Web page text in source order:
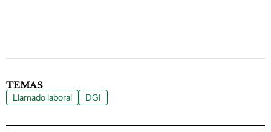
TEMAS
Llamado laboral DGI